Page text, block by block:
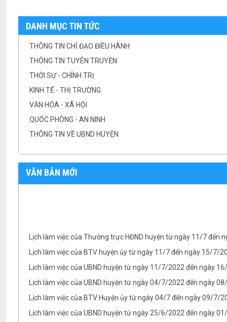
DANH MỤC TIN TỨC
THÔNG TIN CHỈ ĐẠO ĐIỀU HÀNH
THÔNG TIN TUYÊN TRUYỀN
THỜI SỰ - CHÍNH TRỊ
KINH TẾ - THỊ TRƯỜNG
VĂN HÓA - XÃ HỘI
QUỐC PHÒNG - AN NINH
THÔNG TIN VỀ UBND HUYỆN
VĂN BẢN MỚI
Lịch làm việc của BTV huyện ủy từ ngày 11/7 đến ngày 15/7/
Lịch làm việc của UBND huyện từ ngày 11/7/2022 đến ngày
Lịch làm việc của UBND huyện từ ngày 04/7/2022 đến ngày
Lịch làm việc của BTV Huyện ủy từ ngày 04/7 đến ngày 09/7/
Lịch làm việc của UBND huyện từ ngày 25/6/2022 đến ngày
Lịch làm việc của TT HĐND huyện từ ngày 25/6 đến ngày 01/